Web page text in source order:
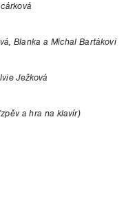
Blanka a Michal Bartákovi
Ježková
a hra na klavír)